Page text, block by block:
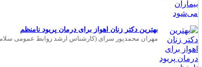
بهترین دکتر زنان اهواز برای درمان پریود نامنظم
مهران محمدپور سرای (کارشناس ارشد روابط عمومی